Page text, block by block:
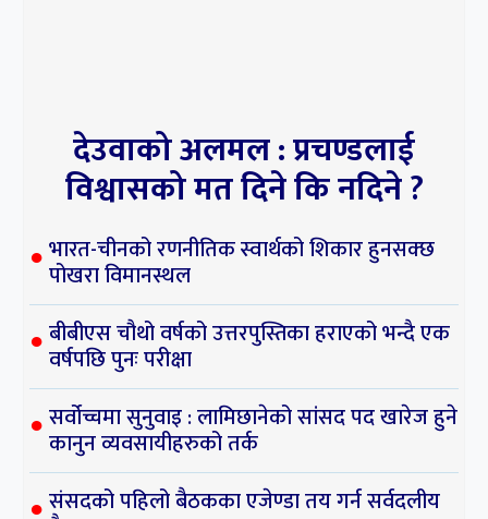
देउवाको अलमल : प्रचण्डलाई
विश्वासको मत दिने कि नदिने ?
भारत-चीनको रणनीतिक स्वार्थको शिकार हुनसक्छ
पोखरा विमानस्थल
बीबीएस चौथो वर्षको उत्तरपुस्तिका हराएको भन्दै एक
वर्षपछि पुनः परीक्षा
सर्वोच्चमा सुनुवाइ : लामिछानेको सांसद पद खारेज हुने
कानुन व्यवसायीहरुको तर्क
संसदको पहिलो बैठकका एजेण्डा तय गर्न सर्वदलीय